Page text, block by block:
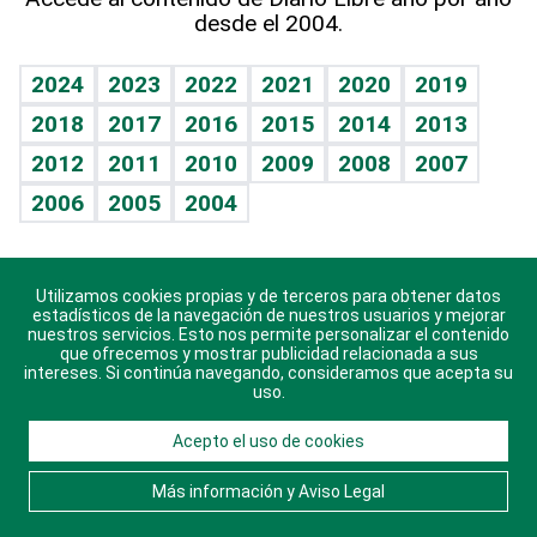
Vida y familia
Eñe
Celebrando la vida
Sin complejos
En pocas palabras
Escuchando al corazón
Economía Personal
TBT Deportivo
Guía del dinero
Horóscopos
Crucigramas
desde el 2004.
2024 2023 2022 2021 2020
2019
2018
2017 2016 2015 2014
2013
2012
2011 2010 2009 2008
2007
2006
2005 2004
Descarga nuestras aplicaciones para Android, iOS y
sistema Huawei.
© 2021 Diario Libre, todos los derechos reservados.
Consulta elAviso Legal. Ponte en Contacto
nosotros y conoce más sobre Diario Libre
Utilizamos cookies propias y de terceros para obtener datos
estadísticos de la navegación de nuestros usuarios y mejorar
nuestros servicios. Esto nos permite personalizar el contenido
que ofrecemos y mostrar publicidad relacionada a sus
intereses. Si continúa navegando, consideramos que acepta su
uso.
Acepto el uso de cookies
Más información y Aviso Legal